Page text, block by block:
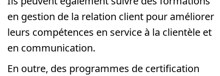
en gestion de la relation client pour améliorer
leurs compétences en service à la clientèle et
en communication.
En outre, des programmes de certification